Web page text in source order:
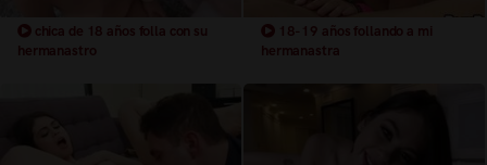
chica de 18 años folla con su
hermanastro
18-19 años follando a mi
hermanastra